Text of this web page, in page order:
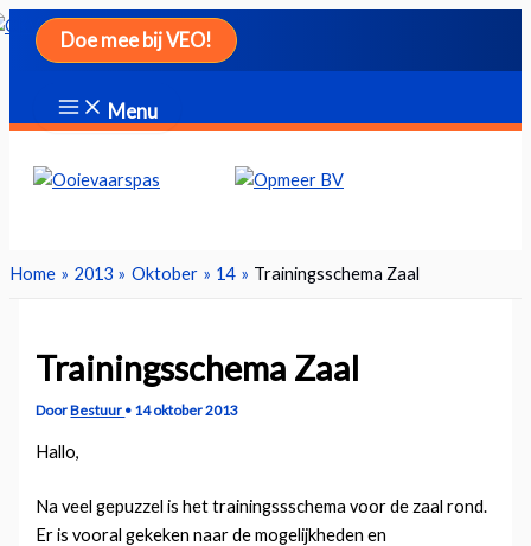
Ga
naar
inhoud
Doe mee bij VEO!
Menu
Home 2013 Oktober 14 Trainingsschema Zaal
Trainingsschema Zaal
DoorBestuur • 14 oktober 2013
Hallo,
Na veel gepuzzel is het trainingssschema voor de zaal rond.
Er is vooral gekeken naar de mogelijkheden en